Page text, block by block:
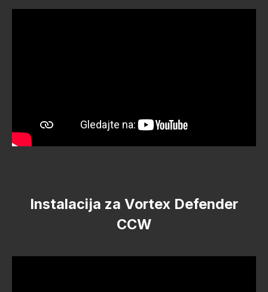
Instalacija za Vortex Defender
CCW